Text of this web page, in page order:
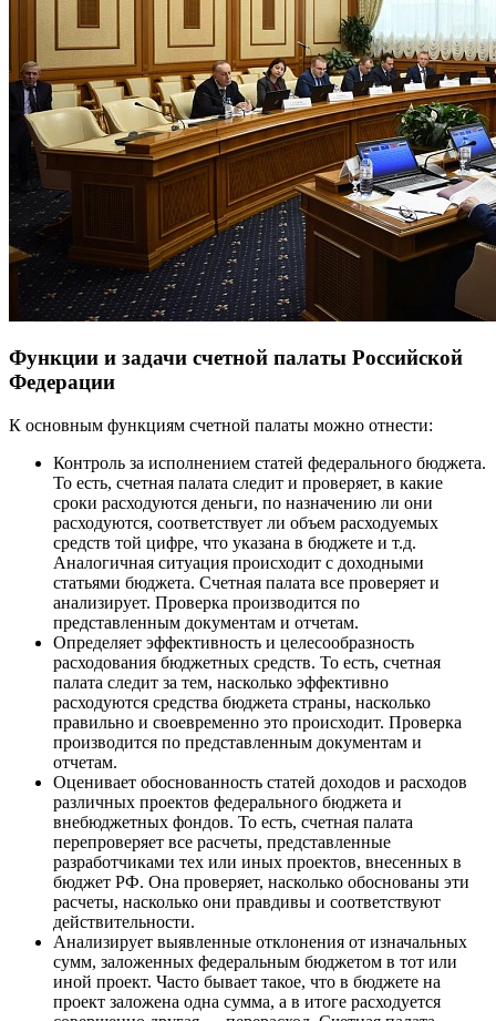
Функции и задачи счетной палаты Российской
Федерации
К основным функциям счетной палаты можно отнести:
Контроль за исполнением статей федерального бюджета.
То есть, счетная палата следит и проверяет, в какие
сроки расходуются деньги, по назначению ли они
расходуются, соответствует ли объем расходуемых
средств той цифре, что указана в бюджете и т.д.
Аналогичная ситуация происходит с доходными
статьями бюджета. Счетная палата все проверяет и
анализирует. Проверка производится по
представленным документам и отчетам.
Определяет эффективность и целесообразность
расходования бюджетных средств. То есть, счетная
палата следит за тем, насколько эффективно
расходуются средства бюджета страны, насколько
правильно и своевременно это происходит. Проверка
производится по представленным документам и
отчетам.
Оценивает обоснованность статей доходов и расходов
различных проектов федерального бюджета и
внебюджетных фондов. То есть, счетная палата
перепроверяет все расчеты, представленные
разработчиками тех или иных проектов, внесенных в
бюджет РФ. Она проверяет, насколько обоснованы эти
расчеты, насколько они правдивы и соответствуют
действительности.
Анализирует выявленные отклонения от изначальных
сумм, заложенных федеральным бюджетом в тот или
иной проект. Часто бывает такое, что в бюджете на
проект заложена одна сумма, а в итоге расходуется